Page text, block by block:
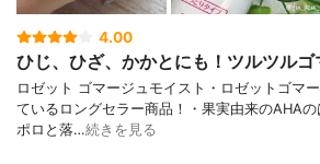
4.00
ひじ、ひざ、かかとにも！ツルツルゴ
ロゼット ゴマージュモイスト・ロゼットゴマ
ているロングセラー商品！・果実由来のAHA
ポロと落…続きを見る